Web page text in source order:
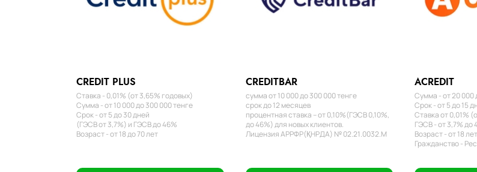
CREDIT PLUS
Ставка - 0,01% (от 3,65% годовых)
Сумма - от 10 000 до 300 000 тенге
Срок - от 5 до 30 дней
(ГЭСВ от 3,7%) и ГЭСВ до 46%
Возраст - от 18 до 70 лет
CREDITBAR
сумма от 10 000 до 300 000 тенге
срок до 12 месяцев
процентная ставка – от 0,10%(ГЭСВ 0,10%,
до 46%) для новых клиентов.
Лицензия АРРФР(ҚНРДА) № 02.21.0032.М
ACREDIT
Сумма - от 20 000
Срок - от 5 до 15
Ставка от 0,01%
ГЭСВ - от 3,7% до
Возраст - от 18 лет
Гражданство -